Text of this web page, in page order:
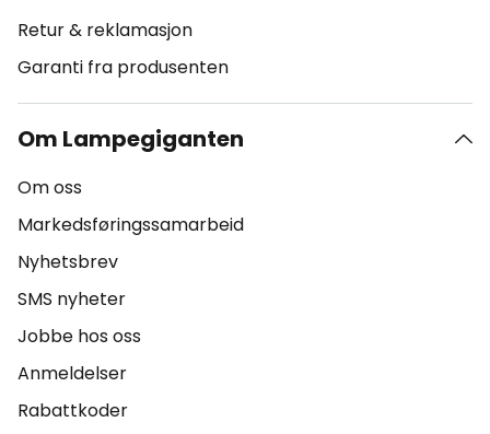
Retur & reklamasjon
Garanti fra produsenten
Om Lampegiganten
Om oss
Markedsføringssamarbeid
Nyhetsbrev
SMS nyheter
Jobbe hos oss
Anmeldelser
Rabattkoder